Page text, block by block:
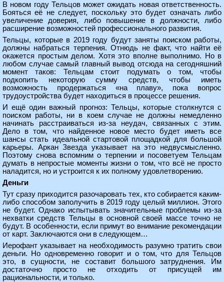
В новом году Тельцов может ожидать новая ответственность.
Бояться её не следует, поскольку это будет означать либо
увеличение доверия, либо повышение в должности, либо
расширение возможностей профессионального развития.
Тельцы, которые в 2019 году будут заняты поиском работы,
должны набраться терпения. Отнюдь не факт, что найти её
окажется простым делом. Хотя это вполне выполнимо. Но в
любом случае самый главный вывод отсюда на сегодняшний
момент таков: Тельцам стоит подумать о том, чтобы
подкопить некоторую сумму средств, чтобы иметь
возможность продержаться «на плаву», пока вопрос
трудоустройства будет находиться в процессе решения.
И ещё один важный прогноз: Тельцы, которые столкнутся с
поиском работы, ни в коем случае не должны немедленно
начинать расстраиваться из-за неудач, связанных с этим.
Дело в том, что найденное новое место будет иметь все
шансы стать идеальной стартовой площадкой для большой
карьеры. Аркан Звезда указывает на это недвусмысленно.
Поэтому снова вспомним о терпении и посоветуем Тельцам
думать в непростые моменты жизни о том, что всё не просто
наладится, но и устроится к их полному удовлетворению.
Деньги
Тут сразу приходится разочаровать тех, кто собирается каким-
либо способом заполучить в 2019 году целый миллион. Этого
не будет. Однако испытывать значительные проблемы из-за
нехватки средств Тельцы в основной своей массе точно не
будут. В особенности, если примут во внимание рекомендации
от карт. Заключаются они в следующем…
Иерофант указывает на необходимость разумно тратить свои
деньги. Но одновременно говорит и о том, что для Тельцов
это, в сущности, не составит большого затруднения. Им
достаточно просто не отходить от присущей им
рациональности, и только.